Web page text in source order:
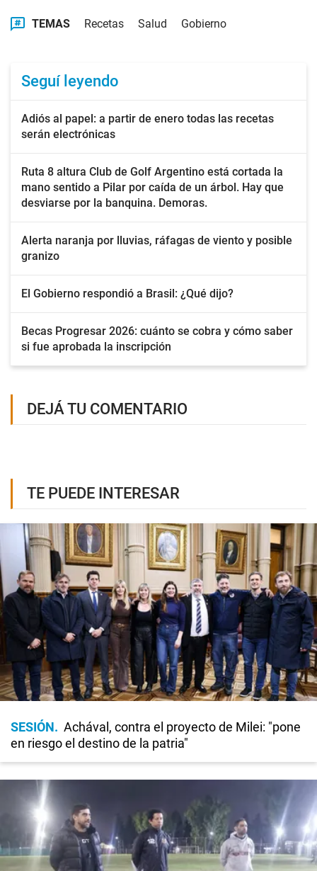
TEMAS Recetas Salud Gobierno
Seguí leyendo
Adiós al papel: a partir de enero todas las recetas
serán electrónicas
Ruta 8 altura Club de Golf Argentino está cortada la
mano sentido a Pilar por caída de un árbol. Hay que
desviarse por la banquina. Demoras.
Alerta naranja por lluvias, ráfagas de viento y posible
granizo
El Gobierno respondió a Brasil: ¿Qué dijo?
Becas Progresar 2026: cuánto se cobra y cómo saber
si fue aprobada la inscripción
DEJÁ TU COMENTARIO
TE PUEDE INTERESAR
SESIÓN
Achával, contra el proyecto de Milei: "pone
en riesgo el destino de la patria"